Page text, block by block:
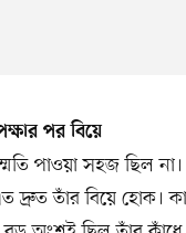
পর বিয়ে
পাওয়া সহজ ছিল
দ্রুত তাঁর বিয়ে হোক।